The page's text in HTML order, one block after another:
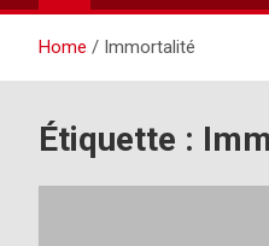
Home Immortalité
Étiquette :